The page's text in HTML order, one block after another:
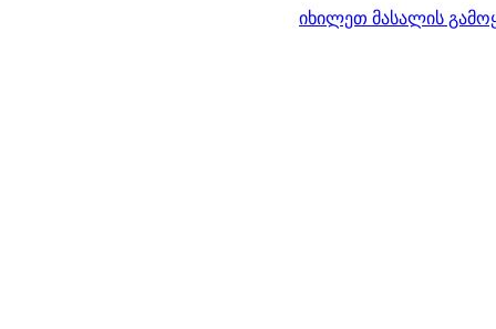
იხილეთ მასალის